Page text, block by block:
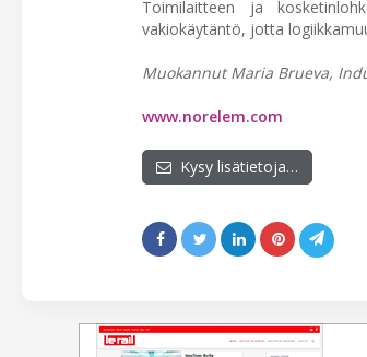
Toimilaitteen ja
vakiokäytäntö, jotta
Muokannut Maria Brueva,
www.norelem.com
Kysy lisätietoja…